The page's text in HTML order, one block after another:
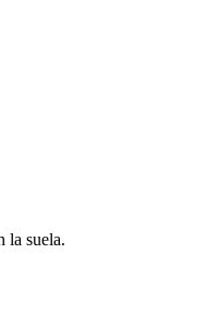
la suela.